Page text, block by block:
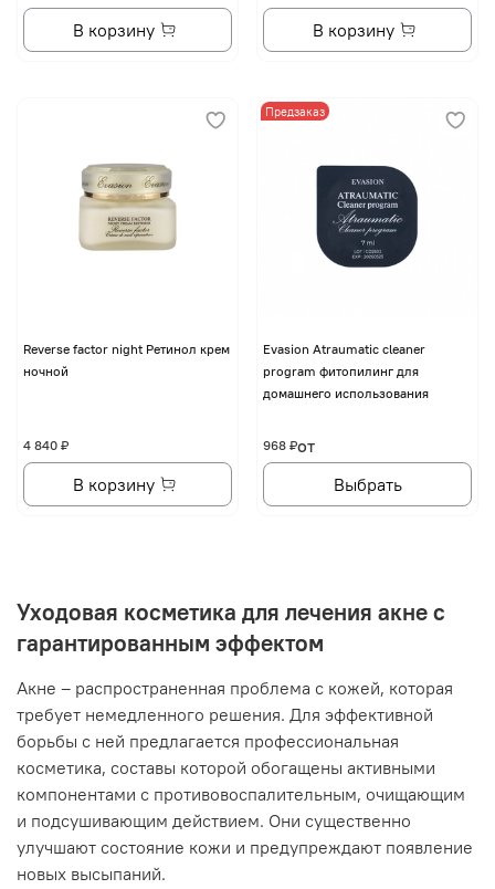
В корзину В корзину
Reverse factor night Ретинол крем
ночной
4 840 ₽
В корзину
Предзаказ
Evasion Atraumatic cleaner
program фитопилинг для
домашнего использования
от
968 ₽
Выбрать
Уходовая косметика для лечения акне с
гарантированным эффектом
Акне – распространенная проблема с кожей, которая
требует немедленного решения. Для эффективной
борьбы с ней предлагается профессиональная
косметика, составы которой обогащены активными
компонентами с противовоспалительным, очищающим
и подсушивающим действием. Они существенно
улучшают состояние кожи и предупреждают появление
новых высыпаний.